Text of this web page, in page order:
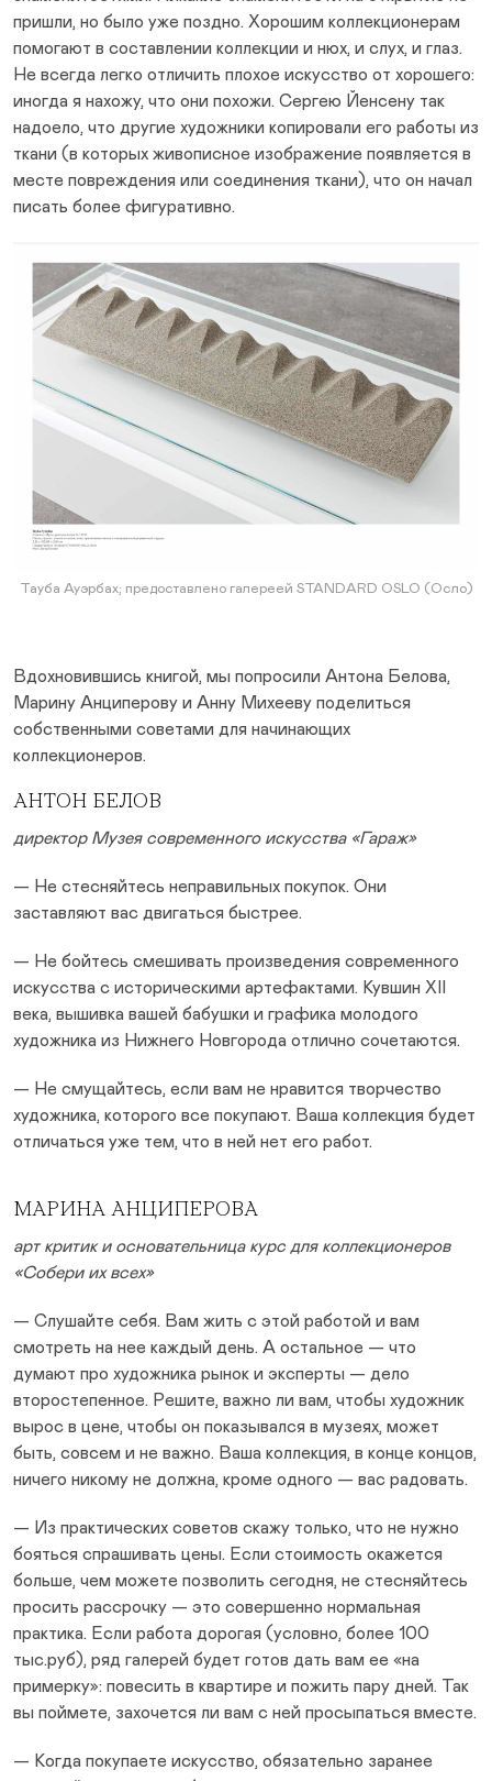
пришли, но было уже поздно. Хорошим коллекционерам
помогают в составлении коллекции и нюх, и слух, и глаз.
Не всегда легко отличить плохое искусство от хорошего:
иногда я нахожу, что они похожи. Сергею Йенсену так
надоело, что другие художники копировали его работы из
ткани (в которых живописное изображение появляется в
месте повреждения или соединения ткани), что он начал
писать более фигуративно.
Тауба Ауэрбах; предоставлено галереей STANDARD OSLO (Осло)
Вдохновившись книгой, мы попросили Антона Белова,
Марину Анциперову и Анну Михееву поделиться
собственными советами для начинающих
коллекционеров.
АНТОН БЕЛОВ
директор Музея современного искусства «Гараж»
— Не стесняйтесь неправильных покупок. Они
заставляют вас двигаться быстрее.
— Не бойтесь смешивать произведения современного
искусства с историческими артефактами. Кувшин XII
века, вышивка вашей бабушки и графика молодого
художника из Нижнего Новгорода отлично сочетаются.
— Не смущайтесь, если вам не нравится творчество
художника, которого все покупают. Ваша коллекция будет
отличаться уже тем, что в ней нет его работ.
МАРИНА АНЦИПЕРОВА
арт критик и основательница курс для коллекционеров
«Собери их всех»
— Слушайте себя. Вам жить с этой работой и вам
смотреть на нее каждый день. А остальное — что
думают про художника рынок и эксперты — дело
второстепенное. Решите, важно ли вам, чтобы художник
вырос в цене, чтобы он показывался в музеях, может
быть, совсем и не важно. Ваша коллекция, в конце концов,
ничего никому не должна, кроме одного — вас радовать.
— Из практических советов скажу только, что не нужно
бояться спрашивать цены. Если стоимость окажется
больше, чем можете позволить сегодня, не стесняйтесь
просить рассрочку — это совершенно нормальная
практика. Если работа дорогая (условно, более 100
тыс.руб), ряд галерей будет готов дать вам ее «на
примерку»: повесить в квартире и пожить пару дней. Так
вы поймете, захочется ли вам с ней просыпаться вместе.
— Когда покупаете искусство, обязательно заранее